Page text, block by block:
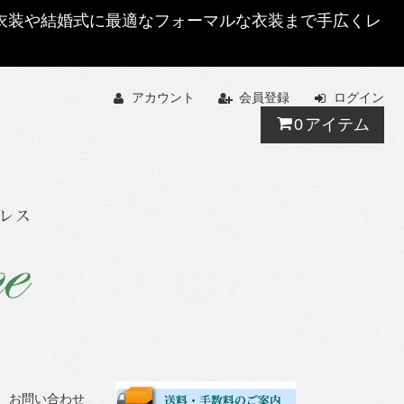
や結婚式に最適なフォーマルな衣装まで手広くレ
アカウント 会員登録 ログイン
0アイテム
お問い合わせ